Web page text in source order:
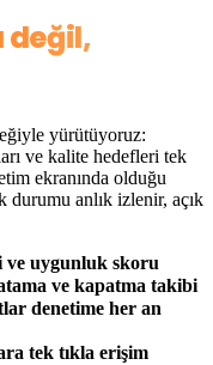
değil,
yürütüyoruz:
ve kalite hedefleri tek
ekranında olduğu
durumu anlık izlenir, açık
ve uygunluk skoru
ve kapatma takibi
denetime her an
tek tıkla erişim